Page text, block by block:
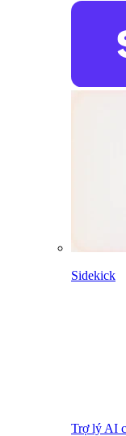
Sidekick
Trợ lý AI